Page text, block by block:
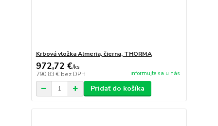
Krbová vložka Almeria, čierna, THORMA
972,72 €/ks
790,83 € bez DPH informujte sa u nás
Pridať do košíka